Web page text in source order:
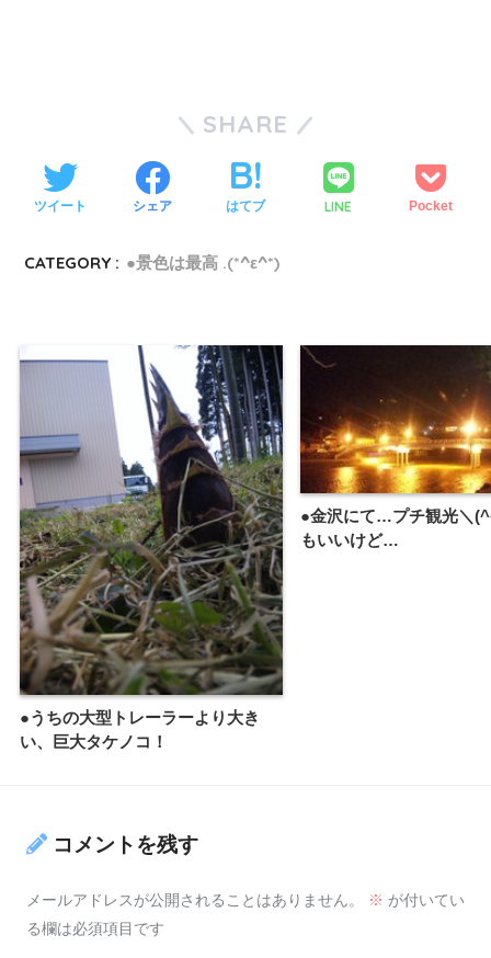
SHARE
ツイート シェア はてブ LINE Pocket
CATEGORY : ●景色は最高 .(*^ε^*)
●うちの大型トレーラーより大き
い、巨大タケノコ！
●金沢にて…プチ観光＼
もいいけど…
コメントを残す
メールアドレスが公開されることはありません。 ※ が付いてい
る欄は必須項目です